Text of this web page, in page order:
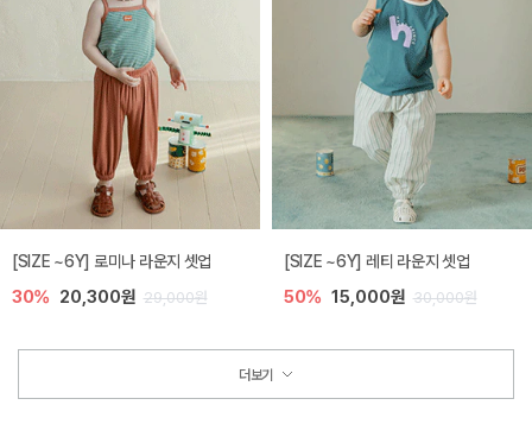
[SIZE ~6Y] 로미나 라운지 셋업
30% 20,300원 29,000원
[SIZE ~6Y] 레티 라운지 셋업
50% 15,000원 30,000원
더보기